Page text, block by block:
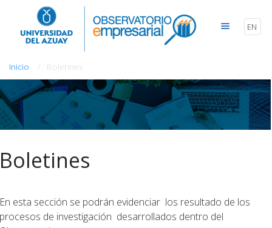
EN
Inicio Boletines
Boletines
En esta sección se podrán evidenciar los resultado de los
procesos de investigación desarrollados dentro del